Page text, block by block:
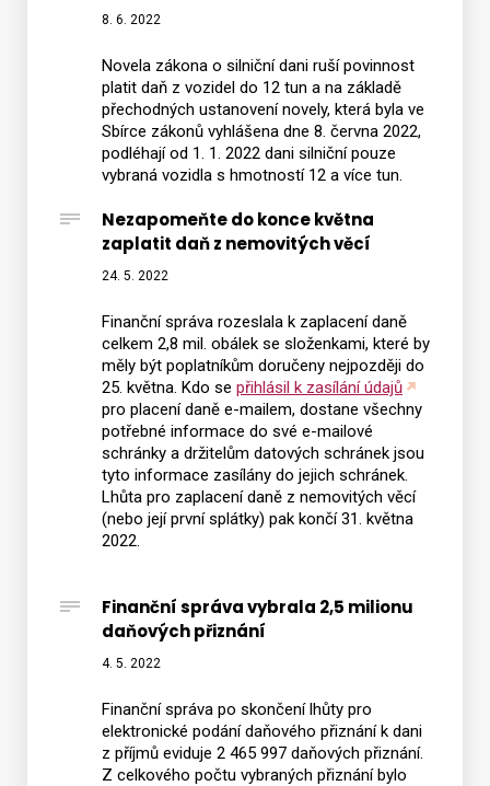
8. 6. 2022
Novela zákona o silniční dani ruší povinnost
platit daň z vozidel do 12 tun a na základě
přechodných ustanovení novely, která byla ve
Sbírce zákonů vyhlášena dne 8. června 2022,
podléhají od 1. 1. 2022 dani silniční pouze
vybraná vozidla s hmotností 12 a více tun.
Nezapomeňte do konce května
zaplatit daň z nemovitých věcí
24. 5. 2022
Finanční správa rozeslala k zaplacení daně
celkem 2,8 mil. obálek se složenkami, které by
měly být poplatníkům doručeny nejpozději do
25. května. Kdo se přihlásil k zasílání údajů
pro placení daně e-mailem, dostane všechny
potřebné informace do své e-mailové
schránky a držitelům datových schránek jsou
tyto informace zasílány do jejich schránek.
Lhůta pro zaplacení daně z nemovitých věcí
(nebo její první splátky) pak končí 31. května
2022.
Finanční správa vybrala 2,5 milionu
daňových přiznání
4. 5. 2022
Finanční správa po skončení lhůty pro
elektronické podání daňového přiznání k dani
z příjmů eviduje 2 465 997 daňových přiznání.
Z celkového počtu vybraných přiznání bylo